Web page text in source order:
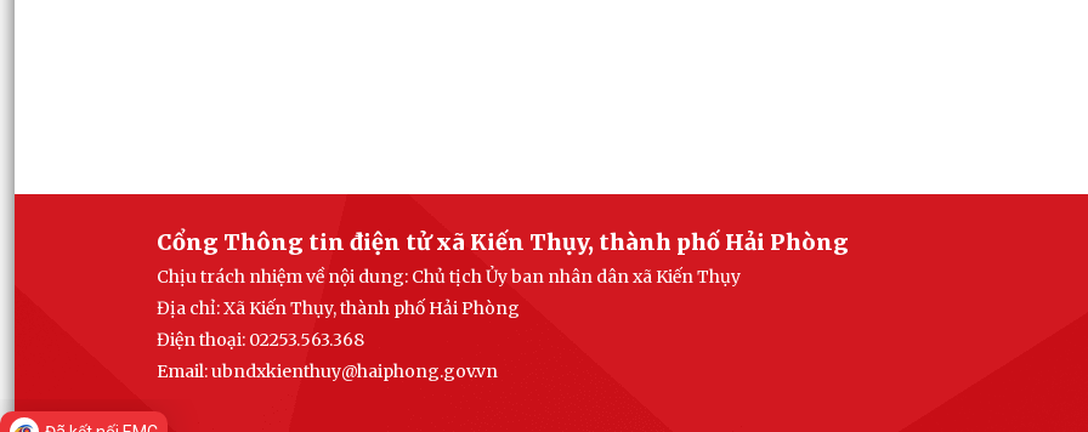
Cổng Thông tin điện tử xã Kiến Thụy, thành phố Hải Phòng
Chịu trách nhiệm về nội dung: Chủ tịch Ủy ban nhân dân xã Kiến Thụy
Địa chỉ: Xã Kiến Thụy, thành phố Hải Phòng
Điện thoại: 02253.563.368
Email: ubndxkienthuy@haiphong.gov.vn